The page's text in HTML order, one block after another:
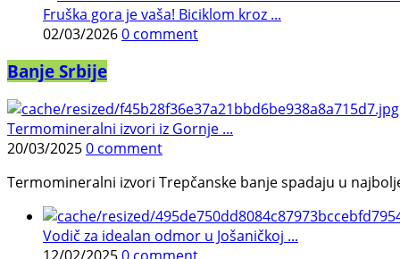
Fruška gora je vaša! Biciklom kroz ...
02/03/20260 comment
Banje Srbije
Termomineralni izvori iz Gornje ...
20/03/20250 comment
Termomineralni izvori Trepčanske banje spadaju u
Vodič za idealan odmor u Jošaničkoj ...